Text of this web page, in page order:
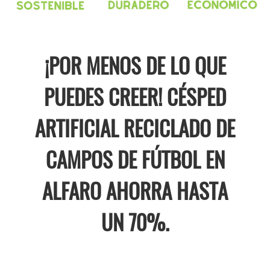
¡POR MENOS DE LO QUE
PUEDES CREER! CÉSPED
ARTIFICIAL RECICLADO DE
CAMPOS DE FÚTBOL EN
ALFARO AHORRA HASTA
UN 70%.